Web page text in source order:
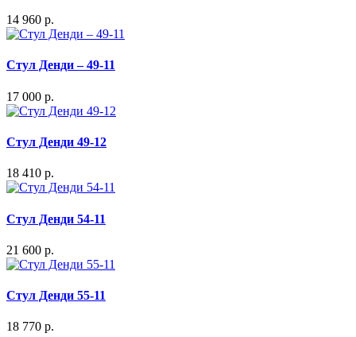
14 960 р.
Стул Денди – 49-11
17 000 р.
Стул Денди 49-12
18 410 р.
Стул Денди 54-11
21 600 р.
Стул Денди 55-11
18 770 р.